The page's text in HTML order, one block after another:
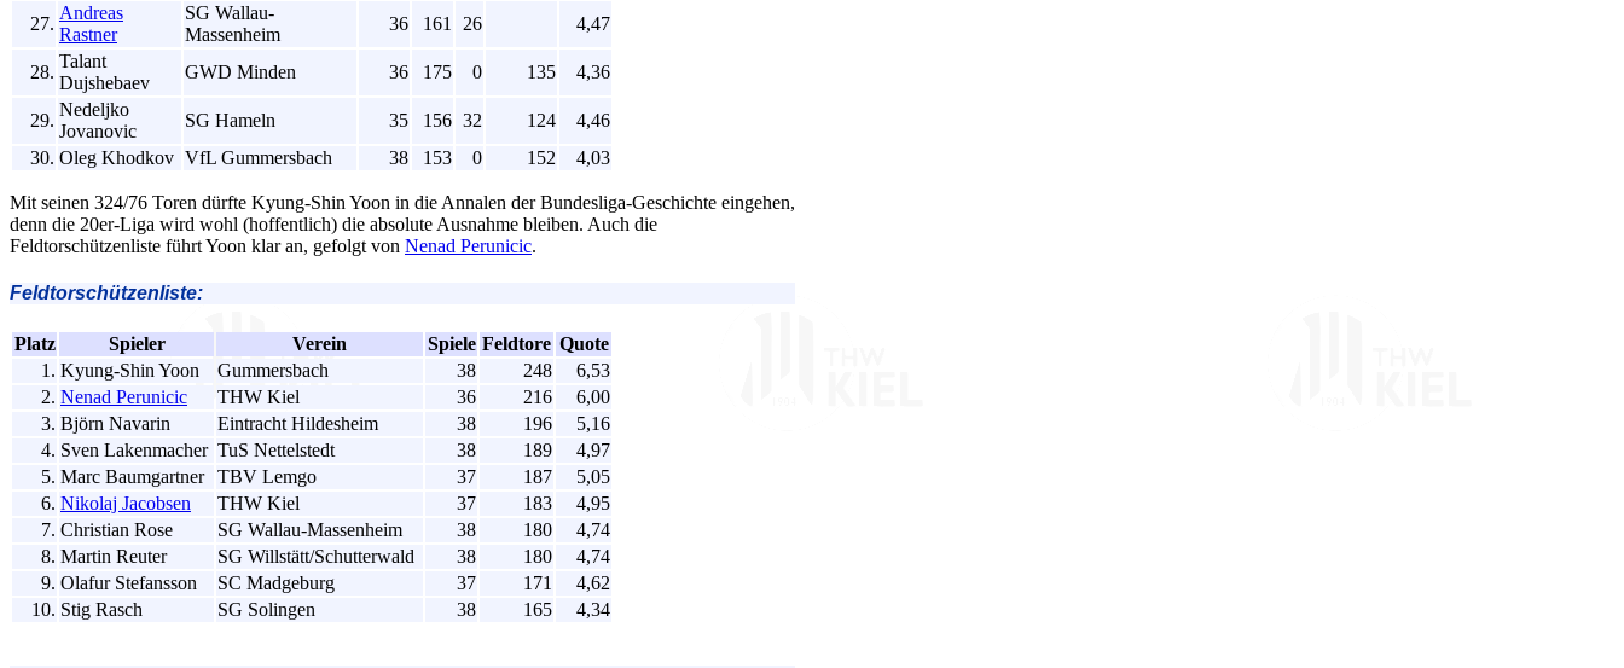
27.
Andreas
Rastner
SG Wallau-
Massenheim
36 161 26 4,47
28.
Talant
Dujshebaev
GWD Minden 36 175 0 135 4,36
29.
Nedeljko
Jovanovic
SG Hameln 35 156 32 124
4,46
30. Oleg Khodkov VfL Gummersbach 38 153 0 152 4,03
Mit seinen 324/76 Toren dürfte Kyung-Shin Yoon in die Annalen der Bundesliga-Geschichte eingehen,
denn die 20er-Liga wird wohl (hoffentlich) die absolute Ausnahme bleiben. Auch die
Feldtorschützenliste führt Yoon klar an, gefolgt von Nenad Perunicic.
Feldtorschützenliste:
Platz Spieler Verein Spiele Feldtore Quote
1. Kyung-Shin Yoon Gummersbach 38 248
6,53
2. Nenad Perunicic THW Kiel 36 216
6,00
3. Björn Navarin Eintracht Hildesheim 38 196
5,16
4. Sven Lakenmacher TuS Nettelstedt 38 189
4,97
5. Marc Baumgartner TBV Lemgo 37 187
5,05
6. Nikolaj Jacobsen THW Kiel 37 183
4,95
7. Christian Rose SG Wallau-Massenheim 38 180
4,74
8. Martin Reuter SG Willstätt/Schutterwald 38 180
4,74
9. Olafur Stefansson SC Madgeburg 37 171
4,62
10. Stig Rasch SG Solingen 38 165 4,34